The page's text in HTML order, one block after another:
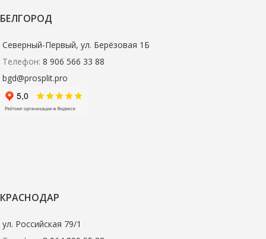
БЕЛГОРОД
Северный-Первый, ул. Берёзовая 1Б
Телефон: 8 906 566 33 88
bgd@prosplit.pro
КРАСНОДАР
ул. Российская 79/1